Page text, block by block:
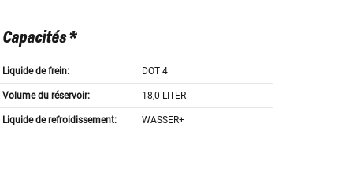
Capacités *
Liquide de frein: DOT 4
Volume du réservoir: 18,0 LITER
Liquide de refroidissement: WASSER+